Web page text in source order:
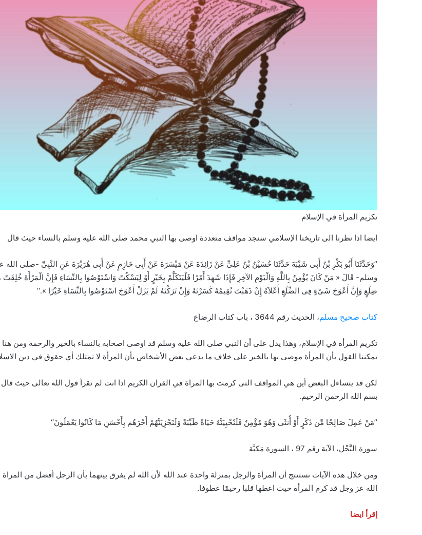
تكريم المرأة في الإسلام
ايضا اذا نظرنا الى تاريخنا الإسلامي سنجد مواقف متعددة اوصى بها النبي محمد صلى الله عليه وسلم بالنساء حيث قال
’’وَحَدَّثَنَا أَبُو بَكْرِ بْنُ أَبِى شَيْبَةَ حَدَّثَنَا حُسَيْنُ بْنُ عَلِىٍّ عَنْ زَائِدَةَ عَنْ مَيْسَرَةَ عَنْ أَبِى حَازِمٍ عَنْ أَبِى هُرَيْرَةَ عَنِ النَّبِىِّ -صلى الله
وسلم- قَالَ « مَنْ كَانَ يُؤْمِنُ بِاللَّهِ وَالْيَوْمِ الآخِرِ فَإِذَا شَهِدَ أَمْرًا فَلْيَتَكَلَّمْ بِخَيْرٍ أَوْ لِيَسْكُتْ وَاسْتَوْصُوا بِالنِّسَاءِ فَإِنَّ الْمَرْأَةَ
ضِلَعٍ وَإِنَّ أَعْوَجَ شَىْءٍ فِى الضِّلَعِ أَعْلاَهُ إِنْ ذَهَبْتَ تُقِيمُهُ كَسَرْتَهُ وَإِنْ تَرَكْتَهُ لَمْ يَزَلْ أَعْوَجَ اسْتَوْصُوا بِالنِّسَاءِ خَيْرًا ».‘‘
كتاب صحيح مسلم، الحديث رقم 3644 ، باب كتاب الرضاع
تكريم المرأة في الإسلام، وهذا يدل على أن النبي صلى الله عليه وسلم قد اوصى اصحابه بالنساء بالخير والرحمة ومن
يمكننا القول بأن المرأة موصى بها بالخير على خلاف ما يدعي بعض الأشخاص بأن المرأة لا تمتلك أي حقوق في دين
لكن قد يتساءل البعض أين هي المواقف التى كرمت بها المراة في القران الكريم اذا انت لم تقرأ قول الله تعالى حيث قال
بسم الله الرحمن الرحيم.
’’مَنْ عَمِلَ صَالِحًا مِّن ذَكَرٍ أَوْ أُنثَى وَهُوَ مُؤْمِنٌ فَلَنُحْيِيَنَّهُ حَيَاةً طَيِّبَةً وَلَنَجْزِيَنَّهُمْ أَجْرَهُم بِأَحْسَنِ مَا كَانُوا يَعْمَلُونَ‘‘
سورة النَّحْل، الآية رقم 97 ، السورة مَكيَّة
ومن خلال هذه الآيات نستنتج أن المرأة والرجل بمنزلة واحدة عند الله لأن الله لم يفرق بينهما بأن الرجل أفضل من
الله عز وجل قد كرم المرأة حيث اعطها قلبا رحيمًا عطوفا.
إقرأ ايضا